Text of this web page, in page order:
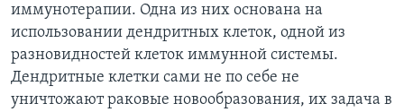
иммунотерапии. Одна из них основана на
использовании дендритных клеток, одной из
разновидностей клеток иммунной системы.
Дендритные клетки сами не по себе не
уничтожают раковые новообразования, их задача в